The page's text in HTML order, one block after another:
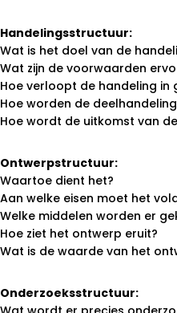
Handelingsstructuur:
Wat is het doel van de
Wat zijn de voorwaarden
Hoe verloopt de handeling in
Hoe worden de
Hoe wordt de uitkomst van
Ontwerpstructuur:
Waartoe dient het?
Aan welke eisen moet het
Welke middelen worden er
Hoe ziet het ontwerp eruit?
Wat is de waarde van het
Onderzoeksstructuur: